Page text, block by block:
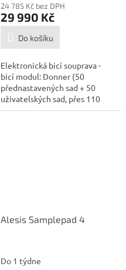
24 785 Kč bez DPH
29 990 Kč
Do košíku
Elektronická bicí souprava -
bicí modul: Donner (50
přednastavených sad + 50
uživatelských sad, přes 110
zvuků, 50...
Alesis Samplepad 4
Do 1 týdne